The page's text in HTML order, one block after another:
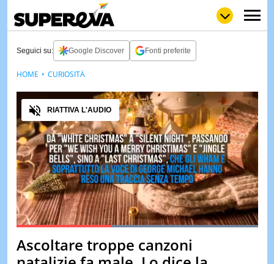
LOLGULP
LOVE
WOW
POP
NEWS
STORIE
VIDEO
& TV
QUIZ
&
TEST
Seguici su: Google Discover Fonti preferite
Pause Unmute
Loaded:100.00%
Audio
RIATTIVA L'AUDIO
Ascoltare troppe canzoni
HOME CURIOSITÀ